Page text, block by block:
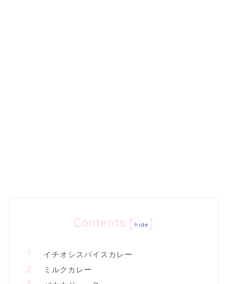
Contents [ hide]
イチオシスパイスカレー
ミルクカレー